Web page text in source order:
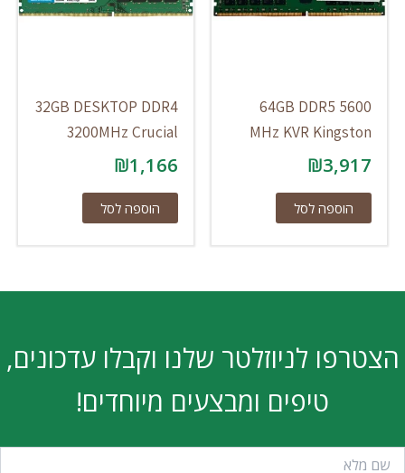
64GB DDR5 5600
MHz KVR Kingston
₪3,917
הוספה לסל
32GB DESKTOP DDR4
3200MHz Crucial
₪1,166
הוספה לסל
הצטרפו לניוזלטר שלנו וקבלו עדכונים,
טיפים ומבצעים מיוחדים!